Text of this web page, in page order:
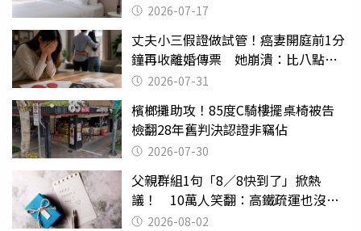
2026-07-17
丈夫小三假證做試管！癌妻開庭前1分
鐘再收離婚傳票 她崩潰：比八點檔
還扯2026-07-31
檳榔攤助攻！85度C騎樓擺桌椅被告
檢翻28年舊判決認證非竊佔
2026-07-30
父親群組1句「8／8快到了」掀熱
議！ 10萬人笑翻：高鐵疏運也沒列
父親節
2026-08-02